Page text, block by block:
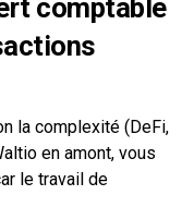
comptable
la complexité (DeFi,
en amont, vous
le travail de